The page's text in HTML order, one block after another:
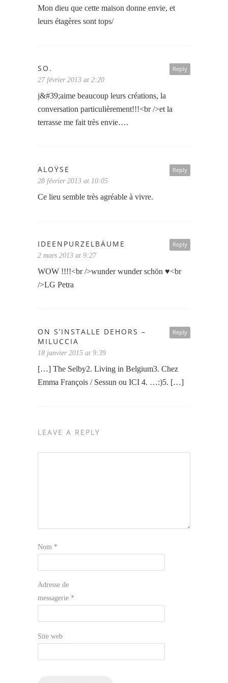
Mon dieu que cette maison donne envie, et
leurs étagères sont tops/
Reply
SO.
27 février 2013 at 2:20
j&#39;aime beaucoup leurs créations, la
conversation particulièrement!!!<br />et la
terrasse me fait très envie….
Reply
ALOŸSE
28 février 2013 at 10:05
Ce lieu semble très agréable à vivre.
Reply
IDEENPURZELBÄUME
2 mars 2013 at 9:27
WOW !!!!<br />wunder wunder schön ♥<br
/>LG Petra
Reply
ON S’INSTALLE DEHORS –
MILUCCIA
18 janvier 2015 at 9:39
[…] The Selby2. Living in Belgium3. Chez
Emma François / Sessun ou ICI 4. …:)5. […]
LEAVE A REPLY
Nom *
Adresse de
messagerie *
Site web